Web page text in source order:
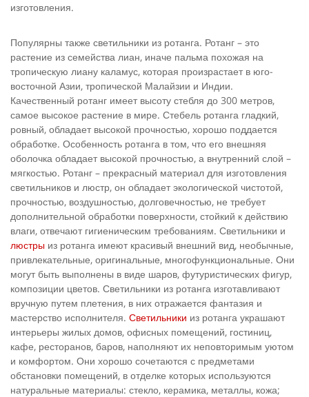
изготовления.
Популярны также светильники из ротанга. Ротанг – это
растение из семейства лиан, иначе пальма похожая на
тропическую лиану каламус, которая произрастает в юго-
восточной Азии, тропической Малайзии и Индии.
Качественный ротанг имеет высоту стебля до 300 метров,
самое высокое растение в мире. Стебель ротанга гладкий,
ровный, обладает высокой прочностью, хорошо поддается
обработке. Особенность ротанга в том, что его внешняя
оболочка обладает высокой прочностью, а внутренний слой –
мягкостью. Ротанг – прекрасный материал для изготовления
светильников и люстр, он обладает экологической чистотой,
прочностью, воздушностью, долговечностью, не требует
дополнительной обработки поверхности, стойкий к действию
влаги, отвечают гигиеническим требованиям. Светильники и
люстры из ротанга имеют красивый внешний вид, необычные,
привлекательные, оригинальные, многофункциональные. Они
могут быть выполнены в виде шаров, футуристических фигур,
композиции цветов. Светильники из ротанга изготавливают
вручную путем плетения, в них отражается фантазия и
мастерство исполнителя. Светильники из ротанга украшают
интерьеры жилых домов, офисных помещений, гостиниц,
кафе, ресторанов, баров, наполняют их неповторимым уютом
и комфортом. Они хорошо сочетаются с предметами
обстановки помещений, в отделке которых используются
натуральные материалы: стекло, керамика, металлы, кожа;